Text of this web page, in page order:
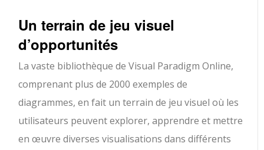
Un terrain de jeu visuel
d’opportunités
La vaste bibliothèque de Visual Paradigm Online,
comprenant plus de 2000 exemples de
diagrammes, en fait un terrain de jeu visuel où les
utilisateurs peuvent explorer, apprendre et mettre
en œuvre diverses visualisations dans différents